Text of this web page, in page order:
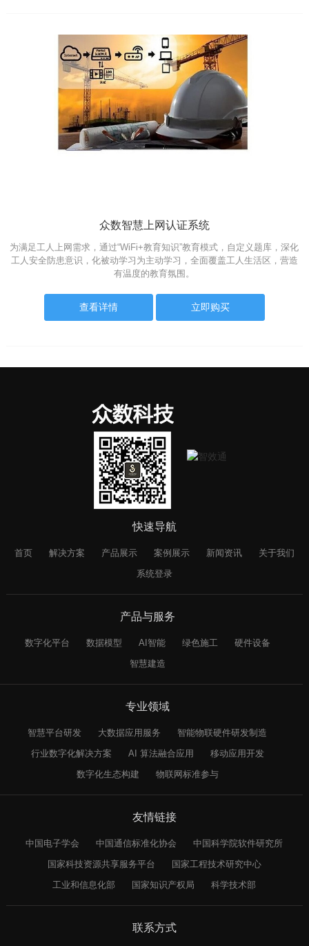
众数智慧上网认证系统
为满足工人上网需求，通过“WiFi+教育知识”教育模式，自定义题库，深化
工人安全防患意识，化被动学习为主动学习，全面覆盖工人生活区，营造
有温度的教育氛围。
查看详情 立即购买
快速导航
首页 解决方案 产品展示 案例展示 新闻资讯
关于我们
系统登录
产品与服务
数字化平台 数据模型 AI智能 绿色施工
硬件设备
智慧建造
专业领域
智慧平台研发 大数据应用服务
智能物联硬件研发制造
行业数字化解决方案
AI 算法融合应用
移动应用开发
数字化生态构建
物联网标准参与
友情链接
中国电子学会 中国通信标准化协会
中国科学院软件研究所
国家科技资源共享服务平台
国家工程技术研究中心
工业和信息化部
国家知识产权局 科学技术部
联系方式